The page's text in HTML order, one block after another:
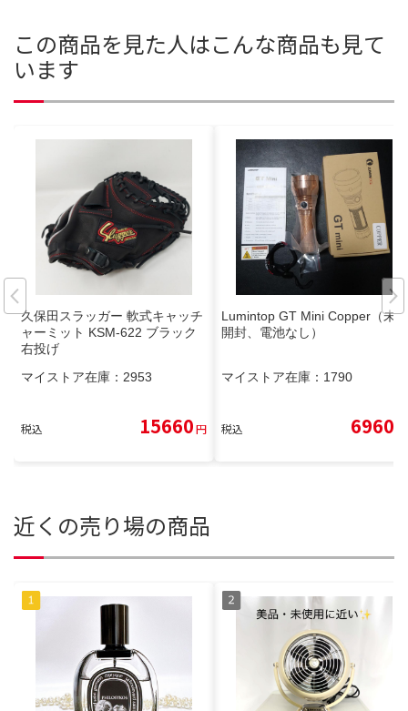
この商品を見た人はこんな商品も見て
います
久保田スラッガー 軟式キャッチ
ャーミット KSM-622 ブラック
右投げ
マイストア在庫： 2953
税込 15660円
Lumintop GT Mini Copper（未
開封、電池なし）
マイストア在庫： 1790
税込 6960
近くの売り場の商品